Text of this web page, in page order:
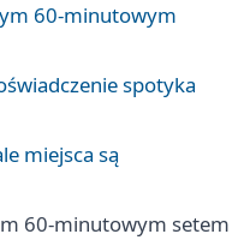
60-minutowym
spotyka
miejsca są
60-minutowym setem